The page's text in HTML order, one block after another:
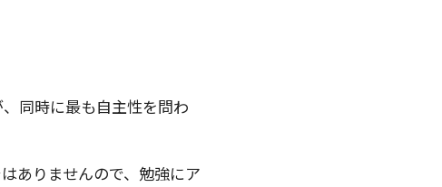
同時に最も自主性を問わ
ありませんので、勉強にア